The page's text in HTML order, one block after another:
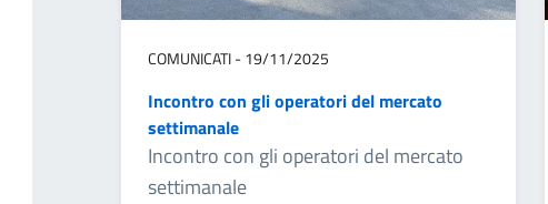
COMUNICATI - 19/11/2025
Incontro con gli operatori del mercato
settimanale
Incontro con gli operatori del mercato
settimanale